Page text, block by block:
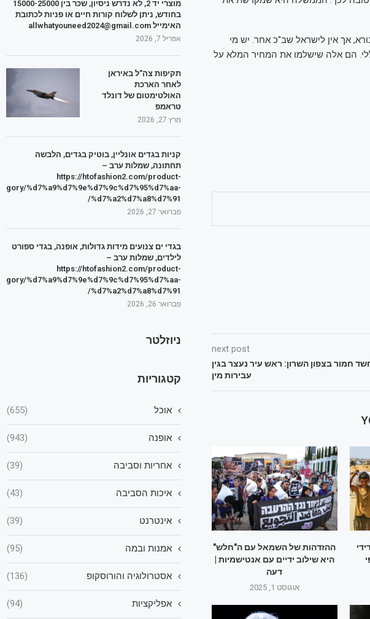
אך אין לישראל שב"כ אחר. יש מי
הם אלה שישלמו את המחיר המלא על
next post
חמור בצפון השרון: ראש עיר נעצר בגין
עבירות מין
ההזדהות של השמאל עם ה"חלש"
היא שילוב ידיים עם אנטישמיות |
דעה
אוגוסט 1, 2025
מוצרי יד 2, לא נדרש ניסיון, שכר בין 15000-25000
בחודש, ניתן לשלוח קורות חיים או פניות לכתובת
האימייל allwhatyouneed2024@gmail.com
אפריל 7, 2026
תקיפות צה"ל באיראן
לאחר הארכת
האולטימטום של דונלד
טראמפ
מרץ 27, 2026
קניות בגדים אונליין, בוטיק בגדים, הלבשה
תחתונה, שמלות ערב –
https://htofashion2.com/product-
%d7%a9%d7%9e%d7%9c%d7%95%d7%aa-
%d7%a2%d7%a8%d7%91/
פברואר 27, 2026
בגדי ים צנועים מידות גדולות, אופנה, בגדי ספורט
לילדים, שמלות ערב –
https://htofashion2.com/product-
%d7%a9%d7%9e%d7%9c%d7%95%d7%aa-
%d7%a2%d7%a8%d7%91/
פברואר 26, 2026
ניוזלטר
קטגוריות
אוכל (655)
אופנה (943)
אחריות וסביבה (39)
איכות הסביבה (43)
אינטרנט (39)
אמנות ובמה (95)
אסטרולוגיה והורוסקופ (136)
אפליקציות (94)